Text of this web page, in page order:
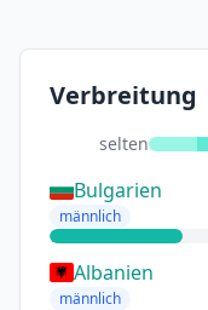
Verbreitung
selten
Bulgarien
männlich
Albanien
männlich